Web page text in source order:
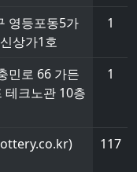
영등포동5가
상가1호
1
민로 66 가든
테크노관 10층
1
117